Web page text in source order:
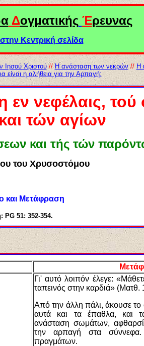
Δογματικής Έρευνας
Κεντρική σελίδα
Ιησού Χριστού//Η ανάσταση των νεκρών // Η
είναι η αλήθεια για την Αρπαγή;
νεφέλαις,
τών αγίων
και τής τών
του Χρυσοστόμου
και Μετάφραση
PG 51: 352-354.
Γι' αυτό λοιπόν έλεγε:
ταπεινός στην καρδιά» (Ματθ.
Από την άλλη πάλι, άκουσε το
αυτά και τα έπαθλα, και
ανάσταση σωμάτων,
την αρπαγή στα
πραγμάτων.